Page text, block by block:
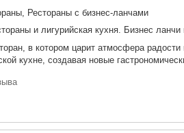
Рестораны с бизнес-ланчами
и лигурийская кухня. Бизнес
в котором царит атмосфера
кухне, создавая новые